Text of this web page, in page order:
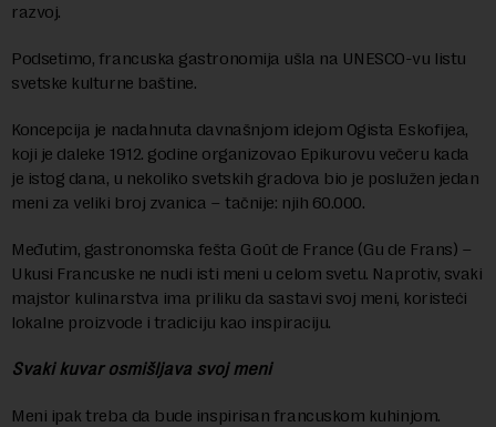
razvoj.
Podsetimo, francuska gastronomija ušla na UNESCO-vu listu
svetske kulturne baštine.
Koncepcija je nadahnuta davnašnjom idejom Ogista Eskofijea,
koji je daleke 1912. godine organizovao Epikurovu večeru kada
je istog dana, u nekoliko svetskih gradova bio je poslužen jedan
meni za veliki broj zvanica – tačnije: njih 60.000.
Međutim, gastronomska fešta Goût de France (Gu de Frans) –
Ukusi Francuske ne nudi isti meni u celom svetu. Naprotiv, svaki
majstor kulinarstva ima priliku da sastavi svoj meni, koristeći
lokalne proizvode i tradiciju kao inspiraciju.
Svaki kuvar osmišljava svoj meni
Meni ipak treba da bude inspirisan francuskom kuhinjom.